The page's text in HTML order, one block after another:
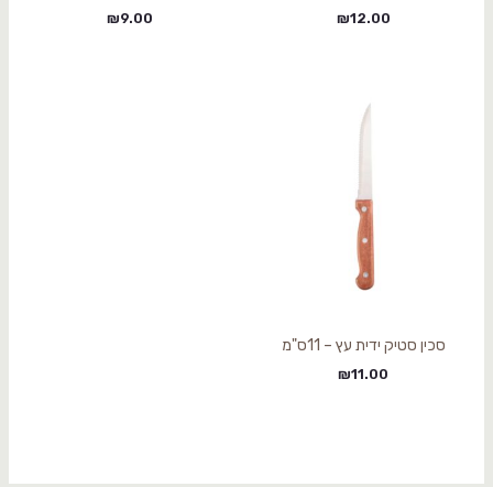
₪12.00
₪9.00
סכין סטיק ידית עץ – 11ס"מ
₪11.00